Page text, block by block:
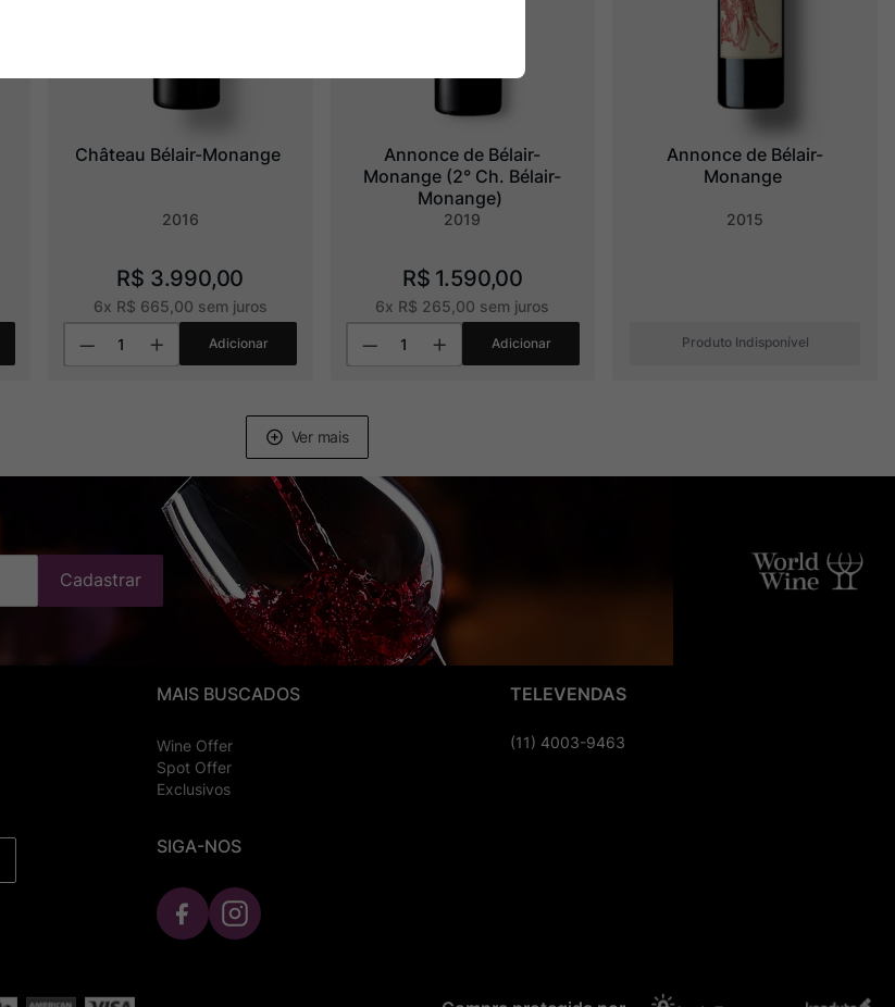
Château Bélair-Monange
2016
R$ 3.990,00
6x R$ 665 00 sem juros
Adicionar
Annonce de Bélair-
Monange (2° Ch. Bélair-
Monange)
2019
R$ 1.590,00
6x R$ 265 00 sem juros
Adicionar
Annonce de Bélair-
Monange
2015
Produto Indisponível
Cadastrar
MAIS BUSCADOS
Wine Offer
Spot Offer
Exclusivos
SIGA-NOS
TELEVENDAS
(11) 4003-9463